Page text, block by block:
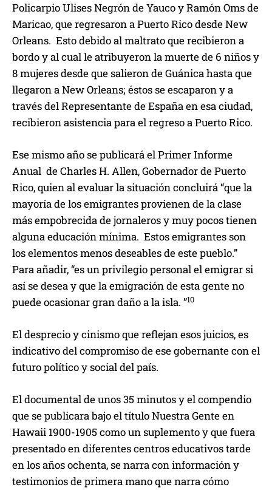
Policarpio Ulises Negrón de Yauco y Ramón Oms de
Maricao, que regresaron a Puerto Rico desde New
Orleans. Esto debido al maltrato que recibieron a
bordo y al cual le atribuyeron la muerte de 6 niños y
8 mujeres desde que salieron de Guánica hasta que
llegaron a New Orleans; éstos se escaparon y a
través del Representante de España en esa ciudad,
recibieron asistencia para el regreso a Puerto Rico.
Ese mismo año se publicará el Primer Informe
Anual de Charles H. Allen, Gobernador de Puerto
Rico, quien al evaluar la situación concluirá “que la
mayoría de los emigrantes provienen de la clase
más empobrecida de jornaleros y muy pocos tienen
alguna educación mínima. Estos emigrantes son
los elementos menos deseables de este pueblo.”
Para añadir, “es un privilegio personal el emigrar si
así se desea y que la emigración de esta gente no
puede ocasionar gran daño a la isla. ”10
El desprecio y cinismo que reflejan esos juicios, es
indicativo del compromiso de ese gobernante con el
futuro político y social del país.
El documental de unos 35 minutos y el compendio
que se publicara bajo el título Nuestra Gente en
Hawaii 1900-1905 como un suplemento y que fuera
presentado en diferentes centros educativos tarde
en los años ochenta, se narra con información y
testimonios de primera mano que narra cómo